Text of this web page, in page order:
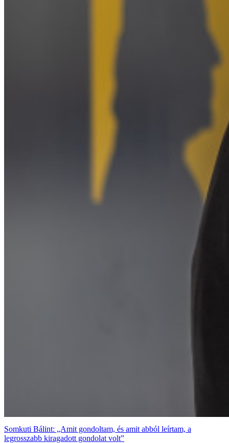
Somkuti Bálint: „Amit gondoltam, és amit abból leírtam, a
legrosszabb kiragadott gondolat volt”